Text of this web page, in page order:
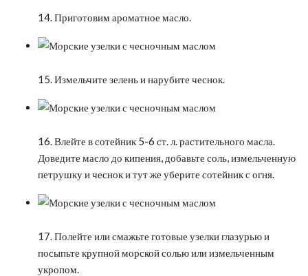
14. Приготовим ароматное масло.
15. Измельчите зелень и нарубите чеснок.
16. Влейте в сотейник 5-6 ст. л. растительного масла.
Доведите масло до кипения, добавьте соль, измельченную
петрушку и чеснок и тут же уберите сотейник с огня.
17. Полейте или смажьте готовые узелки глазурью и
посыпьте крупной морской солью или измельченным
укропом.